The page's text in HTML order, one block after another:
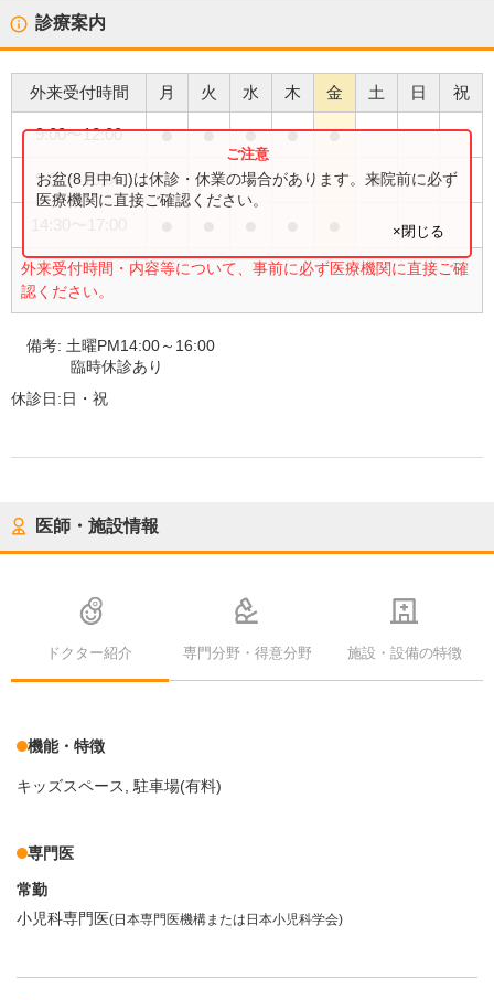
診療案内
外来受付時間 月 火 水 木 金 土 日 祝
9:00〜12:00 ● ● ● ● ●
9:00〜16:00 ●
外来受付時間・内容等について、事前に必ず医療機関に直接ご確
認ください。
お盆(8月中旬)は休診・休業の場合があります。来院前に必ず
医療機関に直接ご確認ください。
×閉じる
備考: 土曜PM14:00～16:00
臨時休診あり
休診日:日・祝
医師・施設情報
ドクター紹介 専門分野・得意分野 施設・設備の特徴
機能・特徴
キッズスペース 駐車場(有料)
専門医
常勤
小児科専門医(日本専門医機構または日本小児科学会)